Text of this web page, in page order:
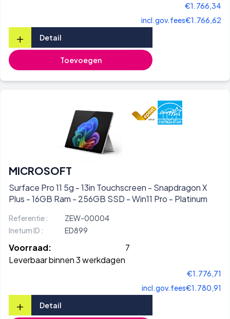
€1.766,34
incl.gov.fees€1.766,62
+ Detail
Toevoegen
MICROSOFT
Surface Pro 11 5g - 13in Touchscreen - Snapdragon X
Plus - 16GB Ram - 256GB SSD - Win11 Pro - Platinum
Referentie :
ZEW-00004
Inetum ID :
ED899
Voorraad:
7
Leverbaar binnen 3 werkdagen
€1.776,71
incl.gov.fees€1.780,91
+ Detail